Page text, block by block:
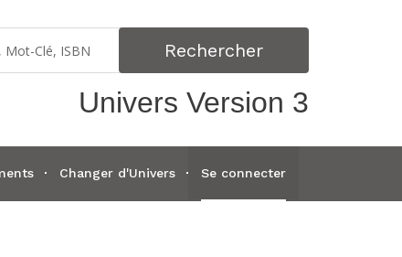
Rechercher
Univers Version 3
Changer d'Univers Se connecter